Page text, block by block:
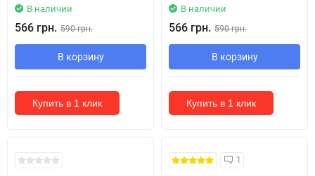
В наличии
566 грн. 590 грн.
В корзину
Купить в 1 клик
В наличии
566 грн. 590 грн.
В корзину
Купить в 1 клик
1